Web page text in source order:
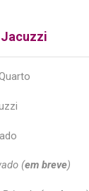
(em breve)